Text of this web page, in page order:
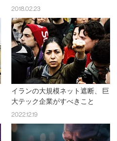
2018.02.23
イランの大規模ネット遮断、 巨
大テック企業がすべきこと
2022.12.19